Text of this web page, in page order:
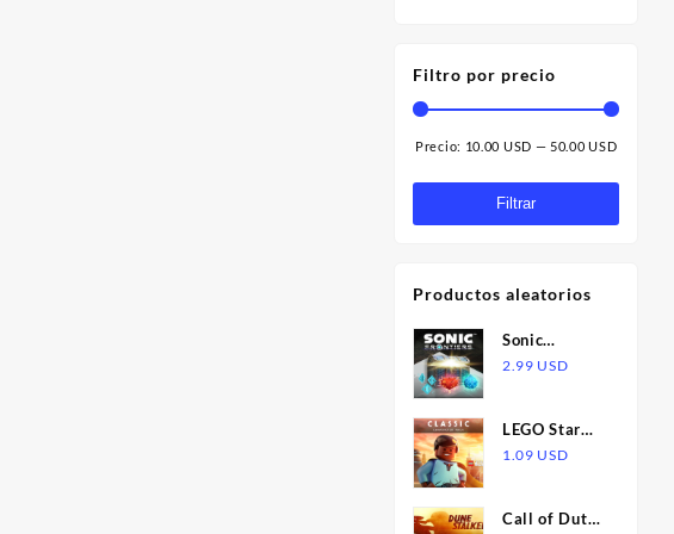
Filtro por precio
Filtrar
Precio: 10.00 USD — 50.00 USD
Productos aleatorios
Sonic
Frontiers:
DLC EU PS5
CD Key
2.99 USD
LEGO Star
Wars: The
Classic
1.09 USD
Call of Duty: